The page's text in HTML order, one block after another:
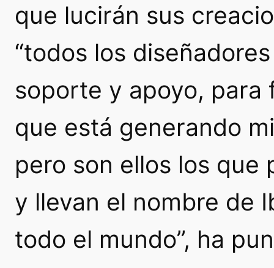
que lucirán sus
“todos los
soporte y apoyo,
que está generando
pero son ellos los que
y llevan el nombre de
todo el mundo”, ha